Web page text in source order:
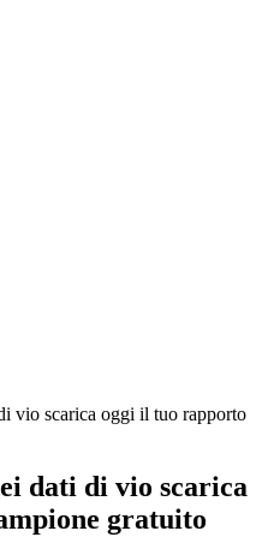
vio scarica oggi il tuo rapporto
dati di vio scarica
gratuito